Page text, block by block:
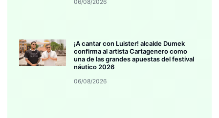
06/08/2026
¡A cantar con Luister! alcalde Dumek
confirma al artista Cartagenero como
una de las grandes apuestas del festival
náutico 2026
06/08/2026